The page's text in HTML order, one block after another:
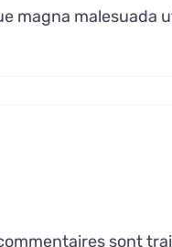
magna malesuada
sont